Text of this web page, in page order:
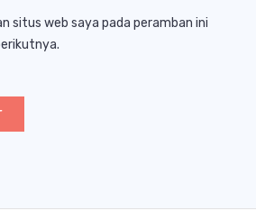
situs web saya pada peramban ini